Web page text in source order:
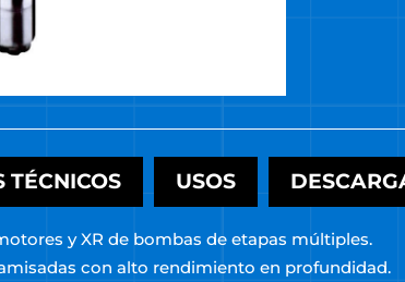
TÉCNICOS USOS
y XR de bombas de etapas múltiples.
con alto rendimiento en profundidad.